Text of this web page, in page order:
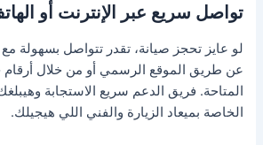
تواصل سريع عبر الإنترنت أو
لو عايز تحجز صيانة، تقدر تتواصل بسهولة
عن طريق الموقع الرسمي أو من خلال أرقام
المتاحة. فريق الدعم سريع الاستجابة
الخاصة بميعاد الزيارة والفني اللي هيجيلك.